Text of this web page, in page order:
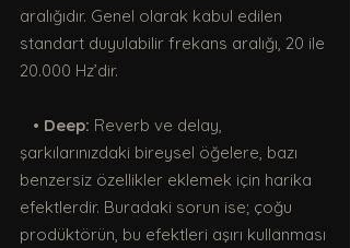
aralığıdır. Genel olarak kabul edilen
standart duyulabilir frekans aralığı, 20 ile
20.000 Hz’dir.
   •
Deep: Reverb ve delay,
şarkılarınızdaki bireysel öğelere, bazı
benzersiz özellikler eklemek için harika
efektlerdir. Buradaki sorun ise; çoğu
prodüktörün, bu efektleri aşırı kullanması